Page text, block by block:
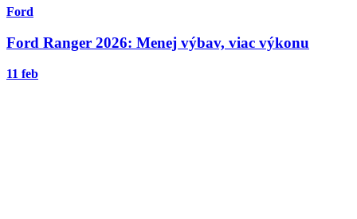
Ford
Ford Ranger 2026: Menej výbav, viac výkonu
11 feb